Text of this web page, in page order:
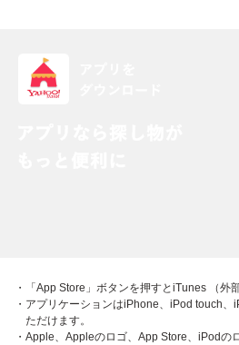
・「App Store」ボタンを押すとiTunes （外
・アプリケーションはiPhone、iPod touch
ただけます。
・Apple、Appleのロゴ、App Store、iPodの